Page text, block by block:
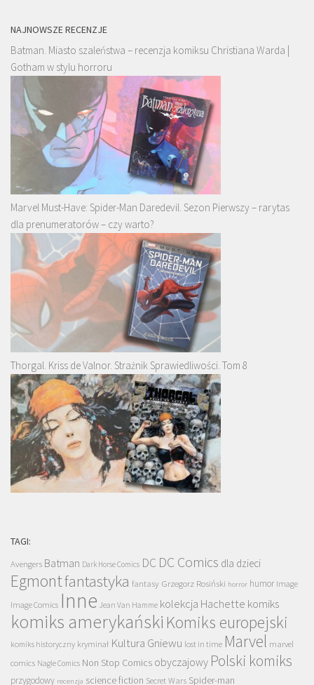
NAJNOWSZE RECENZJE
Batman. Miasto szaleństwa – recenzja komiksu Christiana Warda |
Gotham w stylu horroru
Marvel Must-Have: Spider-Man Daredevil. Sezon Pierwszy – rarytas
dla prenumeratorów – czy warto?
Thorgal. Kriss de Valnor. Strażnik Sprawiedliwości. Tom 8
TAGI:
Avengers Batman Dark Horse Comics DC DC Comics dla dzieci
Egmontfantastyka fantasy Grzegorz Rosiński horror humor Image
Image Comics Inne Jean Van Hamme kolekcja Hachette komiks
komiks amerykański Komiks europejski
komiks historyczny kryminał Kultura Gniewu lost in time Marvel marvel
comics Nagle Comics Non Stop Comics obyczajowy Polski komiks
przygodowy recenzja science fiction Secret Wars Spider-man